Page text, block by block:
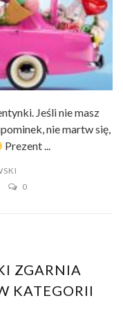
Jeśli nie masz
nie martw się,
Prezent ...
0
ZGARNIA
KATEGORII